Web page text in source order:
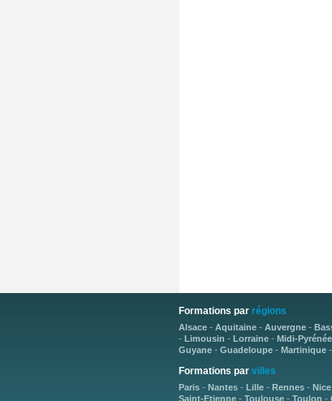
Formations par régions
Alsace- Aquitaine- Auvergne-
- Limousin - Lorraine- Midi-
Guyane- Guadeloupe- Martinique-
Formations par villes
Paris- Nantes- Lille- Rennes- Nice
Saint-Etienne- Toulouse- Toulon -